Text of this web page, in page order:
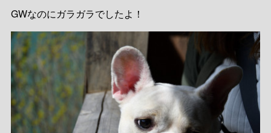
GWなのにガラガラでしたよ！